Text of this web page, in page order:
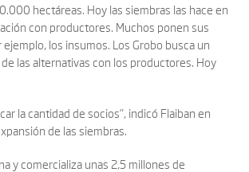
hectáreas. Hoy las siembras las hace en
con productores. Muchos ponen sus
los insumos. Los Grobo busca un
las alternativas con los productores. Hoy
la cantidad de socios”, indicó Flaiban en
de las siembras.
y comercializa unas 2,5 millones de